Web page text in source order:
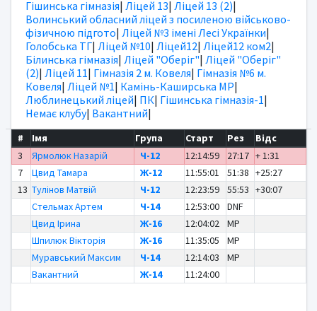
Гішинська гімназія| Ліцей 13| Ліцей 13 (2)|
Волинський обласний ліцей з посиленою військово-
фізичною підгото| Ліцей №3 імені Лесі Українки|
Голобська ТГ| Ліцей №10| Ліцей12| Ліцей12 ком2|
Білинська гімназія| Ліцей "Оберіг"| Ліцей "Оберіг"
(2)| Ліцей 11| Гімназія 2 м. Ковеля| Гімназія №6 м.
Ковеля| Ліцей №1| Камінь-Каширська МР|
Люблинецький ліцей| ПК| Гішинська гімназія-1|
Немає клубу| Вакантний|
# Імя Група Старт Рез
Відс
3
Ярмолюк Назарій Ч-12 12:14:59 27:17 + 1:31
7
Цвид Тамара Ж-12 11:55:01 51:38 +25:27
13 Тулінов Матвій Ч-12 12:23:59 55:53 +30:07
Стельмах Артем
Ч-14 12:53:00
DNF
Цвид Ірина
Ж-16 12:04:02
MP
Шпилюк Вікторія
Ж-16 11:35:05
MP
Муравський Максим
Ч-14 12:14:03
MP
Вакантний
Ж-14 11:24:00